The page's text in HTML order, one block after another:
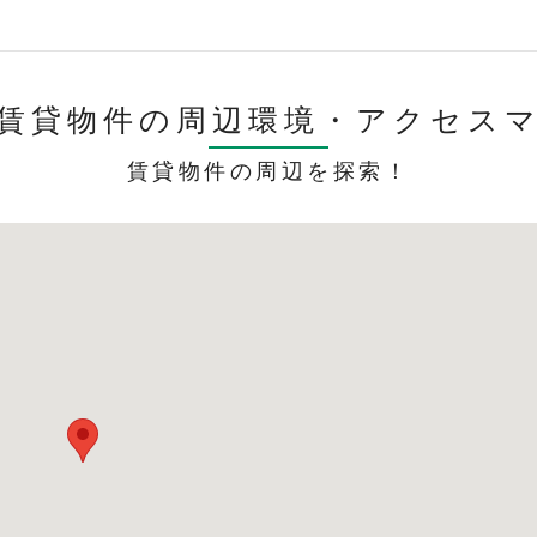
貸物件の周辺環境・ アクセス
賃貸物件の周辺を探索！